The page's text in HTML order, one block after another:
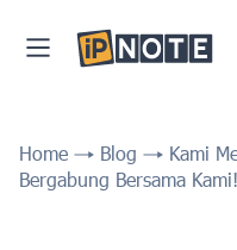
Home Blog
Kami
Bergabung Bersama Kami!